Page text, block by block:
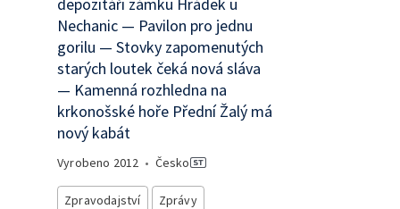
Nechanic — Pavilon pro jednu
gorilu — Stovky zapomenutých
starých loutek čeká nová sláva
— Kamenná rozhledna na
krkonošské hoře Přední Žalý má
nový kabát
Vyrobeno 2012 • Česko
Zpravodajství
Zprávy